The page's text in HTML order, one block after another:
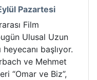
Pazartesi
Film
Ulusal Uzun
heyecanı başlıyor.
ve Mehmet
“Omar ve Biz”,